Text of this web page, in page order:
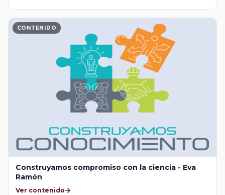
CONTENIDO
Construyamos compromiso con la ciencia - Eva
Ramón
Ver contenido